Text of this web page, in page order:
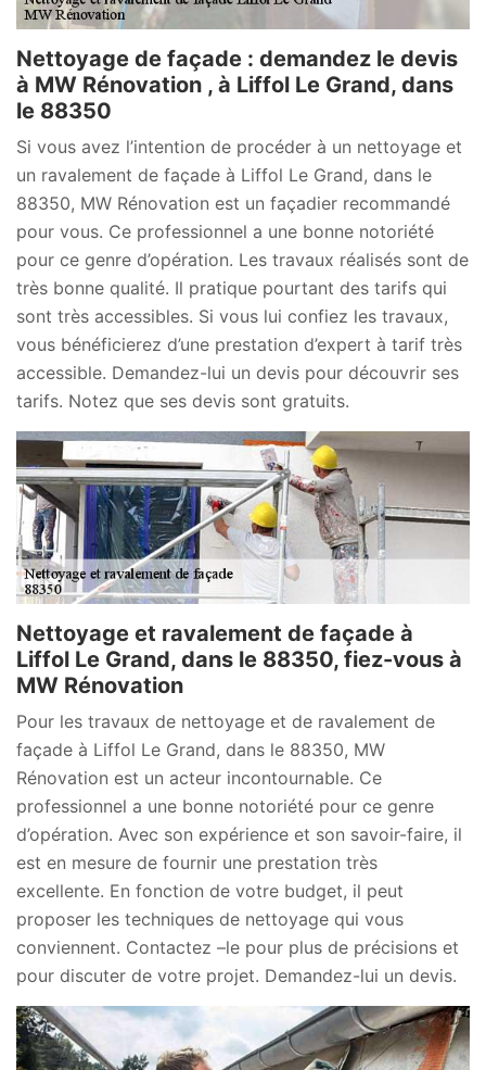
Nettoyage de façade : demandez le devis
à MW Rénovation , à Liffol Le Grand, dans
le 88350
Si vous avez l’intention de procéder à un nettoyage et
un ravalement de façade à Liffol Le Grand, dans le
88350, MW Rénovation est un façadier recommandé
pour vous. Ce professionnel a une bonne notoriété
pour ce genre d’opération. Les travaux réalisés sont de
très bonne qualité. Il pratique pourtant des tarifs qui
sont très accessibles. Si vous lui confiez les travaux,
vous bénéficierez d’une prestation d’expert à tarif très
accessible. Demandez-lui un devis pour découvrir ses
tarifs. Notez que ses devis sont gratuits.
Nettoyage et ravalement de façade à
Liffol Le Grand, dans le 88350, fiez-vous à
MW Rénovation
Pour les travaux de nettoyage et de ravalement de
façade à Liffol Le Grand, dans le 88350, MW
Rénovation est un acteur incontournable. Ce
professionnel a une bonne notoriété pour ce genre
d’opération. Avec son expérience et son savoir-faire, il
est en mesure de fournir une prestation très
excellente. En fonction de votre budget, il peut
proposer les techniques de nettoyage qui vous
conviennent. Contactez –le pour plus de précisions et
pour discuter de votre projet. Demandez-lui un devis.